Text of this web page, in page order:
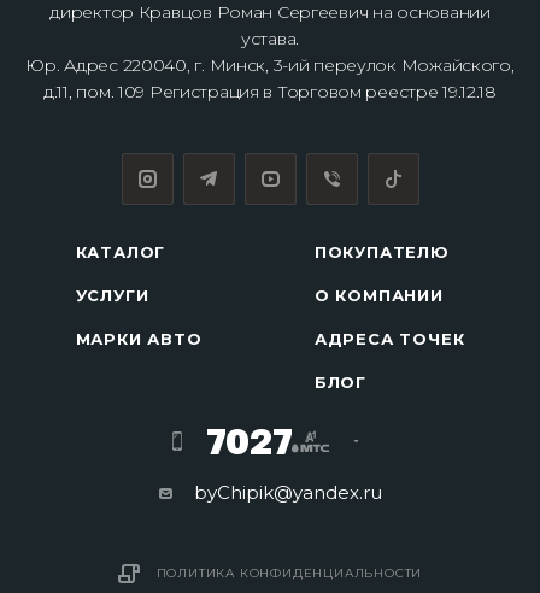
директор Кравцов Роман Сергеевич на основании
устава.
Юр. Адрес 220040, г. Минск, 3-ий переулок Можайского,
д.11, пом. 109 Регистрация в Торговом реестре 19.12.18
КАТАЛОГ
УСЛУГИ
МАРКИ АВТО
ПОКУПАТЕЛЮ
О КОМПАНИИ
АДРЕСА ТОЧЕК
БЛОГ
7027
byChipik@yandex.ru
ПОЛИТИКА КОНФИДЕНЦИАЛЬНОСТИ